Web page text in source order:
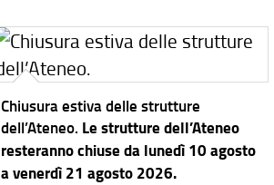
Chiusura estiva delle strutture
dell’Ateneo. Le strutture dell’Ateneo
resteranno chiuse da lunedì 10 agosto
a venerdì 21 agosto 2026.